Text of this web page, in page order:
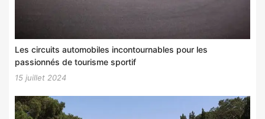
Les circuits automobiles incontournables pour les
passionnés de tourisme sportif
15 juillet 2024